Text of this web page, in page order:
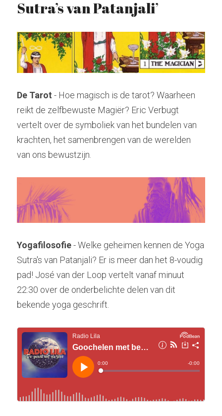
Kabbala
Kashmir Shaivisme
Westerse cultuur
Theosofie
Tarot
radiolilapodcast@gmail.com
Donatie
Sutra’s van Patanjali’
De Tarot - Hoe magisch is de tarot? Waarheen
reikt de zelfbewuste Magiër? Eric Verbugt
vertelt over de symboliek van het bundelen van
krachten, het samenbrengen van de werelden
van ons bewustzijn.
Yogafilosofie - Welke geheimen kennen de Yoga
Sutra's van Patanjali? Er is meer dan het 8-voudig
pad! José van der Loop vertelt vanaf minuut
22:30 over de onderbelichte delen van dit
bekende yoga geschrift.